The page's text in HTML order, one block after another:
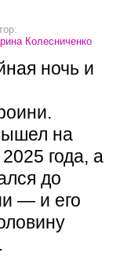
Колесниченко
ночь и
на
года, а
до
— и его